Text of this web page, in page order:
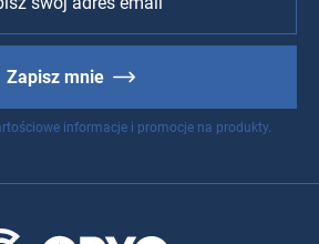
Zapisz mnie
informacje i promocje na produkty.